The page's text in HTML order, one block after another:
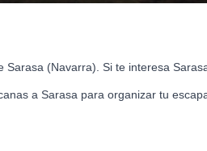
(Navarra). Si te interesa
a Sarasa para organizar tu